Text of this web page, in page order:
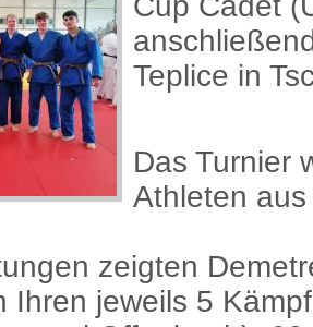
Teplice in
Das Turnier
Athleten
zeigten
Ihren jeweils 5